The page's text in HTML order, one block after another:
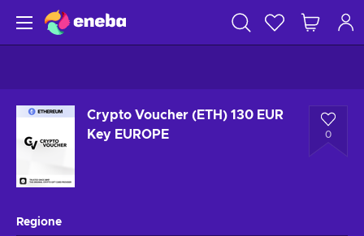
Crypto Voucher (ETH) 130 EUR
Key EUROPE
0
Regione